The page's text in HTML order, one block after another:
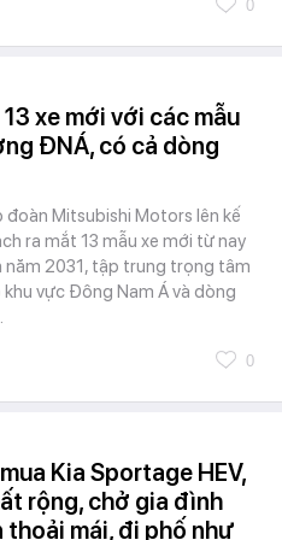
0
xe mới với các mẫu
ĐNÁ, có cả dòng
đoàn Mitsubishi Motors lên kế
ra mắt 13 mẫu xe mới từ nay
năm 2031, tập trung trọng tâm
khu vực Đông Nam Á và dòng
0
Kia Sportage HEV,
rộng, chở gia đình
mái, đi phố như